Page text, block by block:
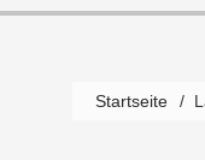
Startseite /